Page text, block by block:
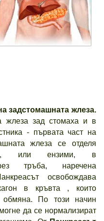
задстомашната жлеза.
жлеза зад стомаха и в
- първата част на
жлеза се отделя
или ензими, в
тръба, наречена
освобождава
в кръвта , които
обмяна. По този начин
да се нормализират